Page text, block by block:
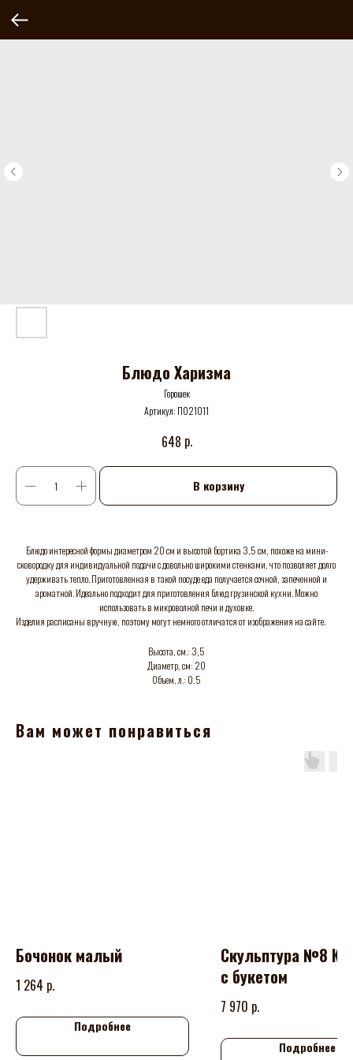
Блюдо Харизма
Горошек
Артикул: П021011
648 р.
В корзину
Блюдо интересной формы диаметром 20 см и высотой бортика 3,5 см, похоже на мини-
сковородку для индивидуальной подачи с довольно широкими стенками, что позволяет долго
удерживать тепло. Приготовленная в такой посуде еда получается сочной, запеченной и
ароматной. Идеально подходит для приготовления блюд грузинской кухни. Можно
использовать в микроволной печи и духовке.
Изделия расписаны вручную, поэтому могут немного отличатся от изображения на сайте.
Высота, см.: 3,5
Диаметр, см: 20
Объем, л.: 0,5
Вам может понравиться
Бочонок малый
1 264 р.
Подробнее
Скульптура №8
с букетом
7 970 р.
Подробнее